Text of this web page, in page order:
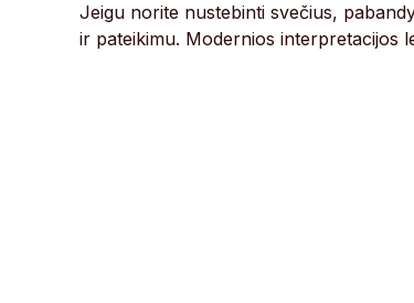
Jeigu norite nustebinti svečius,
ir pateikimu. Modernios interpretacijos